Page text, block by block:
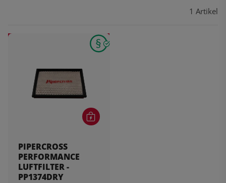
1 Artikel
PIPERCROSS
PERFORMANCE
LUFTFILTER -
PP1374DRY